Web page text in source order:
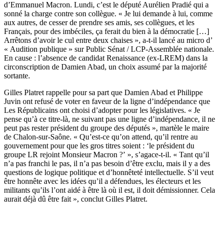
d’Emmanuel Macron. Lundi, c’est le député Aurélien Pradié qui a
sonné la charge contre son collègue. « Je lui demande à lui, comme
aux autres, de cesser de prendre ses amis, ses collègues, et les
Français, pour des imbéciles, ça ferait du bien à la démocratie […]
Arrêtons d’avoir le cul entre deux chaises », a-t-il lancé au micro d’
« Audition publique » sur Public Sénat / LCP-Assemblée nationale.
En cause : l’absence de candidat Renaissance (ex-LREM) dans la
circonscription de Damien Abad, un choix assumé par la majorité
sortante.
Gilles Platret rappelle pour sa part que Damien Abad et Philippe
Juvin ont refusé de voter en faveur de la ligne d’indépendance que
Les Républicains ont choisi d’adopter pour les législatives. « Je
pense qu’à ce titre-là, ne suivant pas une ligne d’indépendance, il ne
peut pas rester président du groupe des députés », martèle le maire
de Chalon-sur-Saône. « Qu’est-ce qu’on attend, qu’il rentre au
gouvernement pour que les gros titres soient : ‘le président du
groupe LR rejoint Monsieur Macron ?’ », s’agace-t-il. « Tant qu’il
n’a pas franchi le pas, il n’a pas besoin d’être exclu, mais il y a des
questions de logique politique et d’honnêteté intellectuelle. S’il veut
être honnête avec les idées qu’il a défendues, les électeurs et les
militants qu’ils l’ont aidé à être là où il est, il doit démissionner. Cela
aurait déjà dû être fait », conclut Gilles Platret.